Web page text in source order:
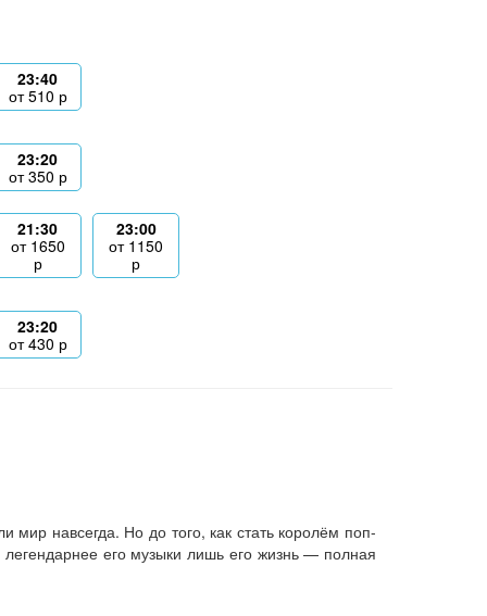
23:40
от510 р
23:20
от350 р
21:30
от 1650
р
23:00
от 1150
р
23:20
от430 р
навсегда. Но до того, как стать королём поп-
его музыки лишь его жизнь — полная